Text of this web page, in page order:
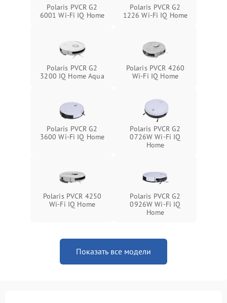
Polaris PVCR G2
6001 Wi-Fi IQ Home
Polaris PVCR G2
1226 Wi-Fi IQ Home
Polaris PVCR G2
3200 IQ Home Aqua
Polaris PVCR 4260
Wi-Fi IQ Home
Polaris PVCR G2
3600 Wi-Fi IQ Home
Polaris PVCR G2
0726W Wi-Fi IQ
Home
Polaris PVCR 4250
Wi-Fi IQ Home
Polaris PVCR G2
0926W Wi-Fi IQ
Home
Показать все модели